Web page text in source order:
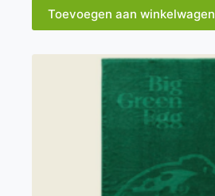
Toevoegen aan winkelwagen